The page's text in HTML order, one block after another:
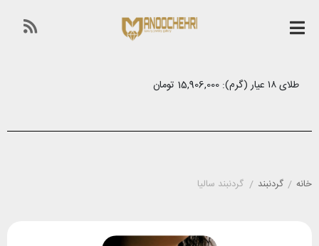
طلای ۱۸ عیار (گرم): 15,906,000 تومان
خانه / گردنبند / گردنبند سالیا